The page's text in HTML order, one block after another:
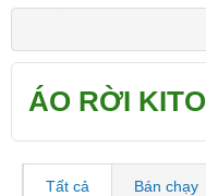
ÁO RỜI KITO
Tất cả Bán chạy